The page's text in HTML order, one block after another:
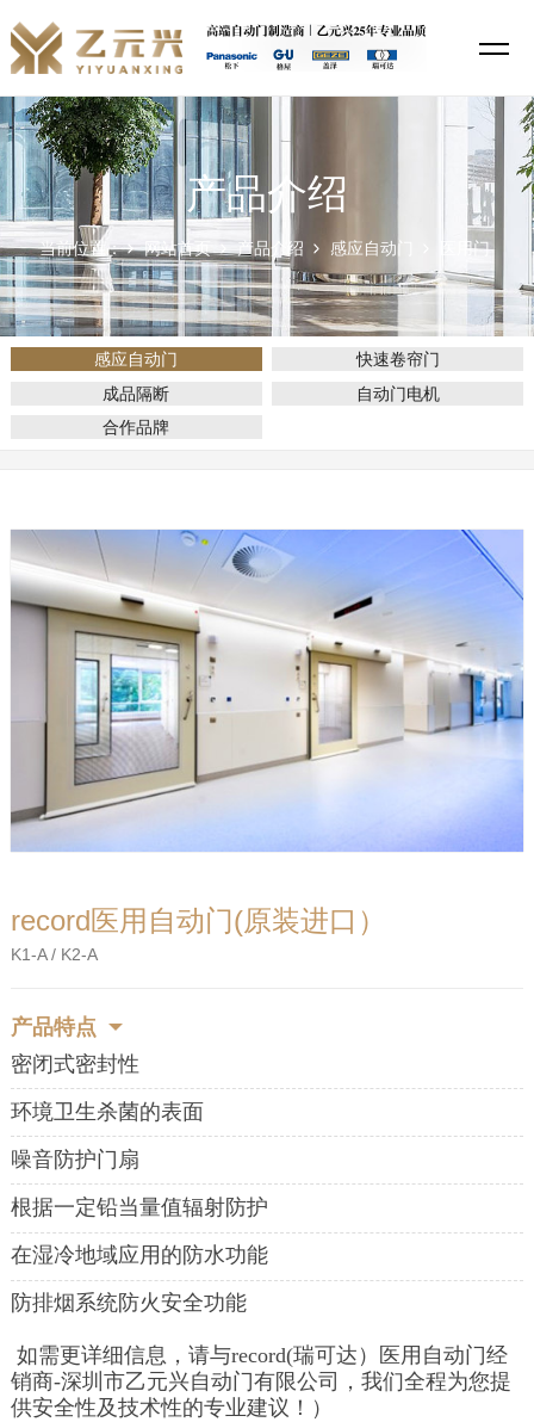
产品介绍
当前位置： 网站首页 产品介绍 感应自动门 医用门
感应自动门
快速卷帘门
成品隔断
自动门电机
合作品牌
record医用自动门(原装进口）
K1-A / K2-A
产品特点
密闭式密封性
环境卫生杀菌的表面
噪音防护门扇
根据一定铅当量值辐射防护
在湿冷地域应用的防水功能
防排烟系统防火安全功能
如需更详细信息，请与record(瑞可达）医用自动门经
销商-深圳市乙元兴自动门有限公司，我们全程为您提
供安全性及技术性的专业建议！）